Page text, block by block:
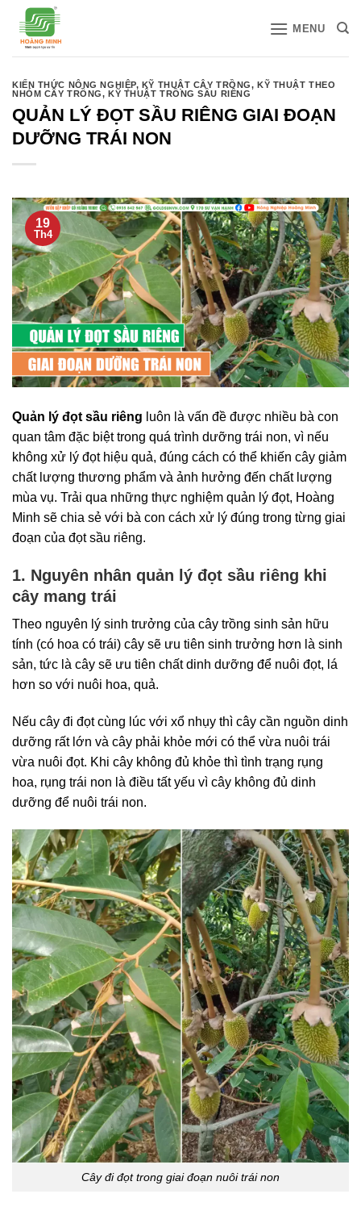
qua
MENU
KIẾN THỨC NÔNG NGHIỆP, KỸ THUẬT CÂY TRỒNG,KỸ THUẬT THEO
NHÓM CÂY TRỒNG, KỸ THUẬT TRỒNG SẦU RIÊNG
QUẢN LÝ ĐỌT SẦU RIÊNG GIAI ĐOẠN
DƯỠNG TRÁI NON
19
Th4
Quản lý đọt sầu riêng luôn là vấn đề được nhiều bà con
quan tâm đặc biệt trong quá trình dưỡng trái non, vì nếu
không xử lý đọt hiệu quả, đúng cách có thể khiến cây giảm
chất lượng thương phẩm và ảnh hưởng đến chất lượng
mùa vụ. Trải qua những thực nghiệm quản lý đọt, Hoàng
Minh sẽ chia sẻ với bà con cách xử lý đúng trong từng giai
đoạn của đọt sầu riêng.
1. Nguyên nhân quản lý đọt sầu riêng khi
cây mang trái
Theo nguyên lý sinh trưởng của cây trồng sinh sản hữu
tính (có hoa có trái) cây sẽ ưu tiên sinh trưởng hơn là sinh
sản, tức là cây sẽ ưu tiên chất dinh dưỡng để nuôi đọt, lá
hơn so với nuôi hoa, quả.
Nếu cây đi đọt cùng lúc với xổ nhụy thì cây cần nguồn dinh
dưỡng rất lớn và cây phải khỏe mới có thể vừa nuôi trái
vừa nuôi đọt. Khi cây không đủ khỏe thì tình trạng rụng
hoa, rụng trái non là điều tất yếu vì cây không đủ dinh
dưỡng để nuôi trái non.
Cây đi đọt trong giai đoạn nuôi trái non